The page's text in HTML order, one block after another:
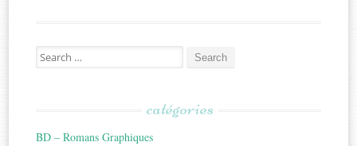
Search
for:
catégories
BD – Romans Graphiques